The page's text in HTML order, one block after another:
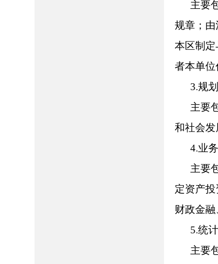
主要
规章；
本区制
者本单
3.规
主要
和社会
4.业
主要
定资产
财政金
5.统
主要